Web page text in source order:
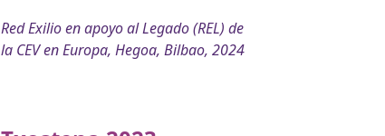
Red Exilio en apoyo al Legado (REL) de
la CEV en Europa, Hegoa, Bilbao, 2024